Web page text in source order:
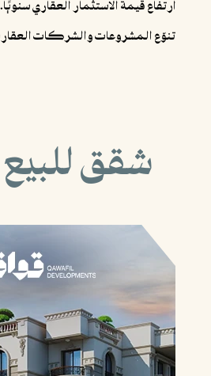
ارتفاع قيمة الاستثمار العقاري سنويًا.
تنوّع المشروعات والشركات
شقق